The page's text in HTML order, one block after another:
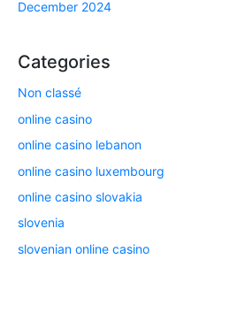
December 2024
Categories
Non classé
online casino
online casino lebanon
online casino luxembourg
online casino slovakia
slovenia
slovenian online casino